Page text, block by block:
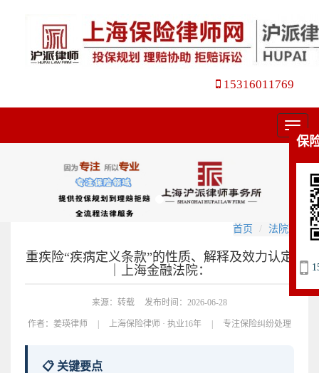
15316011769
菜
单
首页 法院观点
重疾险“疾病定义条款”的性质、解释及效力认定
｜上海金融法院：
来源：转载 发布时间：2026-06-28
作者： 姜瑛律师 | 上海保险律师 · 执业16年 | 专注保险纠纷处理
📋 关键要点
保